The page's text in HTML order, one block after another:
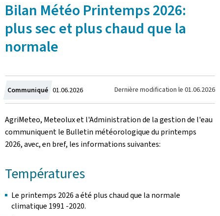
Bilan Météo Printemps 2026:
plus sec et plus chaud que la
normale
Communiqué Crée
le
01.06.2026 Dernière modification le 01.06.2026
AgriMeteo, Meteolux et l'Administration de la gestion de l'eau
communiquent le Bulletin météorologique du printemps
2026, avec, en bref, les informations suivantes:
Températures
Le printemps 2026 a été plus chaud que la normale
climatique 1991 -2020.